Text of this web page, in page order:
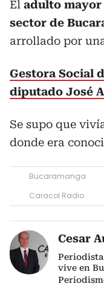
El adulto mayor
sector de
arrollado por
Gestora Social
diputado José
Se supo que
donde era
Bucaramanga
Caracol Radio
Cesar
Periodista
vive en